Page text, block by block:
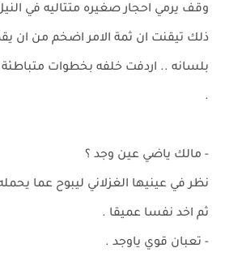
وقف يرمي احجار صغيره متتاليه في
ذلك تيقنت ان ثمة الامر اضخم من ان
بلسانه .. اردفت خلفه بخطوات متباطئة
.
- مالك ياضي عين وجد ؟
نظر في عينيها الغزلاني ليبوح عما
ثم اخد نفسا عميقا .
- تعبان قوي ياوجد .